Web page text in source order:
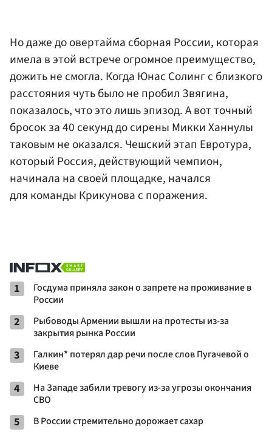
Но даже до овертайма сборная России, которая
имела в этой встрече огромное преимущество,
дожить не смогла. Когда Юнас Солинг с близкого
расстояния чуть было не пробил Звягина,
показалось, что это лишь эпизод. А вот точный
бросок за 40 секунд до сирены Микки Ханнулы
таковым не оказался. Чешский этап Евротура,
который Россия, действующий чемпион,
начинала на своей площадке, начался
для команды Крикунова с поражения.
1
Госдума приняла закон о запрете на проживание в
России
2
Рыбоводы Армении вышли на протесты из-за
закрытия рынка России
3
Галкин* потерял дар речи после слов Пугачевой о
Киеве
4
На Западе забили тревогу из-за угрозы окончания
СВО
5 В России стремительно дорожает сахар